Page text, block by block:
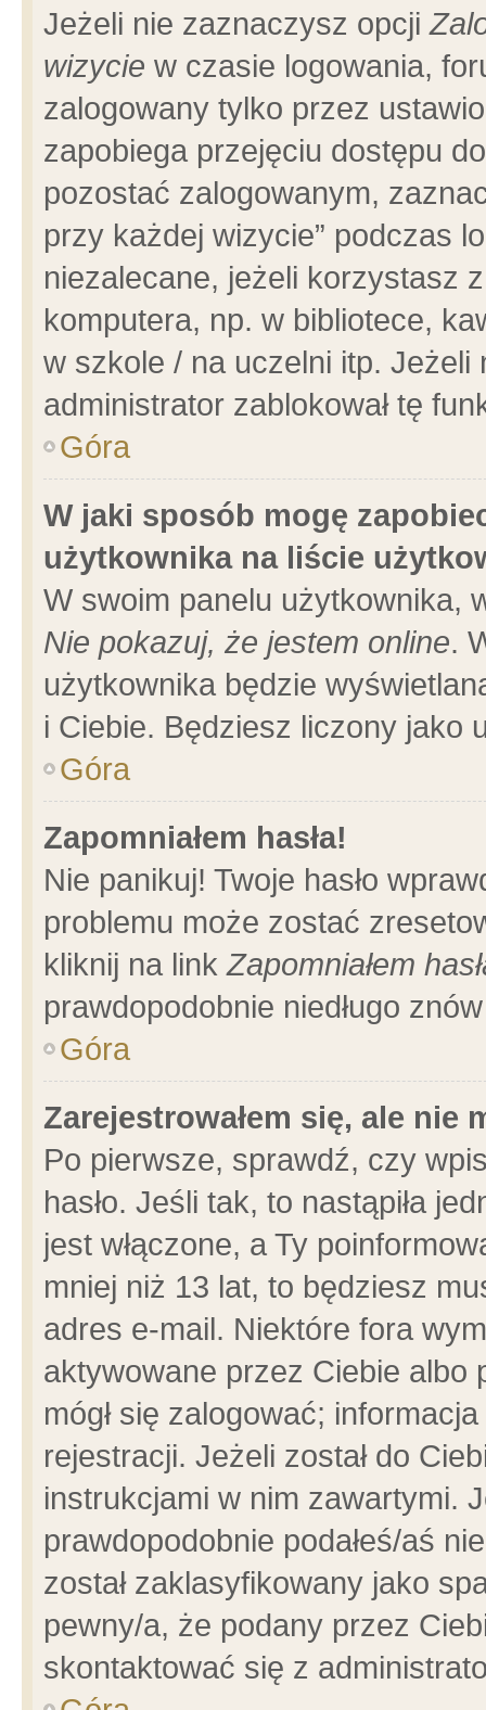
Jeżeli nie zaznaczysz opcji
wizycie w czasie logowania,
zalogowany tylko przez
zapobiega przejęciu dostępu
pozostać zalogowanym,
przy każdej wizycie” podczas
niezalecane, jeżeli korzystasz
komputera, np. w bibliotece,
w szkole / na uczelni itp.
administrator zablokował tę
Góra
W jaki sposób mogę
użytkownika na liście
W swoim panelu użytkownika,
Nie pokazuj, że jestem online.
użytkownika będzie
i Ciebie. Będziesz liczony jako
Góra
Zapomniałem hasła!
Nie panikuj! Twoje hasło
problemu może zostać
kliknij na linkZapomniałem
prawdopodobnie niedługo
Góra
Zarejestrowałem się, ale nie
Po pierwsze, sprawdź, czy
hasło. Jeśli tak, to nastąpiła
jest włączone, a Ty
mniej niż 13 lat, to będziesz
adres e-mail. Niektóre fora
aktywowane przez Ciebie albo
mógł się zalogować;
rejestracji. Jeżeli został do
instrukcjami w nim zawartymi.
prawdopodobnie podałeś/aś
został zaklasyfikowany jako
pewny/a, że podany przez
skontaktować się z